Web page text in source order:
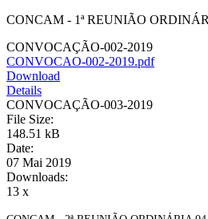
CONCAM - 1ª REUNIÃO
CONVOCAÇÃO-002-2019
CONVOCAO-002-2019.pdf
Download
Details
CONVOCAÇÃO-003-2019
File Size:
148.51 kB
Date:
07 Mai 2019
Downloads:
13 x